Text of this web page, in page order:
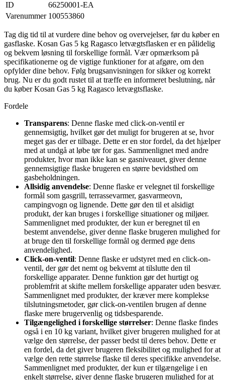
ID
66250001-EA
Varenummer 100553860
Tag dig tid til at vurdere dine behov og overvejelser, før du køber en
gasflaske. Kosan Gas 5 kg Ragasco letvægtsflasken er en pålidelig
og bekvem løsning til forskellige formål. Vær opmærksom på
specifikationerne og de vigtige funktioner for at afgøre, om den
opfylder dine behov. Følg brugsanvisningen for sikker og korrekt
brug. Nu er du godt rustet til at træffe en informeret beslutning, når
du køber Kosan Gas 5 kg Ragasco letvægtsflaske.
Fordele
Transparens: Denne flaske med click-on-ventil er
gennemsigtig, hvilket gør det muligt for brugeren at se, hvor
meget gas der er tilbage. Dette er en stor fordel, da det hjælper
med at undgå at løbe tør for gas. Sammenlignet med andre
produkter, hvor man ikke kan se gasniveauet, giver denne
gennemsigtige flaske brugeren en større bevidsthed om
gasbeholdningen.
Allsidig anvendelse: Denne flaske er velegnet til forskellige
formål som gasgrill, terrassevarmer, gasvarmeovn,
campingvogn og lignende. Dette gør den til et alsidigt
produkt, der kan bruges i forskellige situationer og miljøer.
Sammenlignet med produkter, der kun er beregnet til en
bestemt anvendelse, giver denne flaske brugeren mulighed for
at bruge den til forskellige formål og dermed øge dens
anvendelighed.
Click-on-ventil: Denne flaske er udstyret med en click-on-
ventil, der gør det nemt og bekvemt at tilslutte den til
forskellige apparater. Denne funktion gør det hurtigt og
problemfrit at skifte mellem forskellige apparater uden besvær.
Sammenlignet med produkter, der kræver mere komplekse
tilslutningsmetoder, gør click-on-ventilen brugen af denne
flaske mere brugervenlig og tidsbesparende.
Tilgængelighed i forskellige størrelser: Denne flaske findes
også i en 10 kg variant, hvilket giver brugeren mulighed for at
vælge den størrelse, der passer bedst til deres behov. Dette er
en fordel, da det giver brugeren fleksibilitet og mulighed for at
vælge den rette størrelse flaske til deres specifikke anvendelse.
Sammenlignet med produkter, der kun er tilgængelige i en
enkelt størrelse, giver denne flaske brugeren mulighed for at